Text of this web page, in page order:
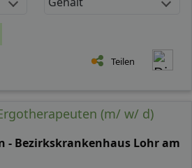
Teilen
(m/ w/ d)
- Bezirkskrankenhaus Lohr am